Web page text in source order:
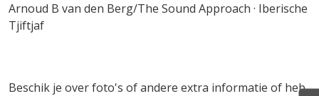
Arnoud B van den Berg/The Sound Approach · Iberische
Tjiftjaf
Beschik je over foto's of andere extra informatie of heb